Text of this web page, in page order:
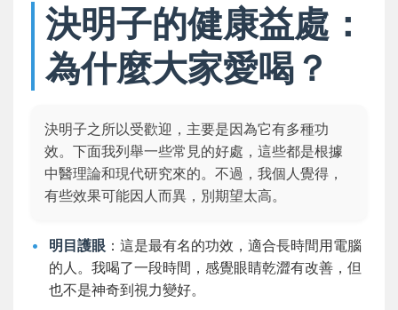
決明子的健康益處：
為什麼大家愛喝？
決明子之所以受歡迎，主要是因為它有多種功
效。下面我列舉一些常見的好處，這些都是根據
中醫理論和現代研究來的。不過，我個人覺得，
有些效果可能因人而異，別期望太高。
明目護眼 ：這是最有名的功效，適合長時間用電腦
的人。我喝了一段時間，感覺眼睛乾澀有改善，但
也不是神奇到視力變好。